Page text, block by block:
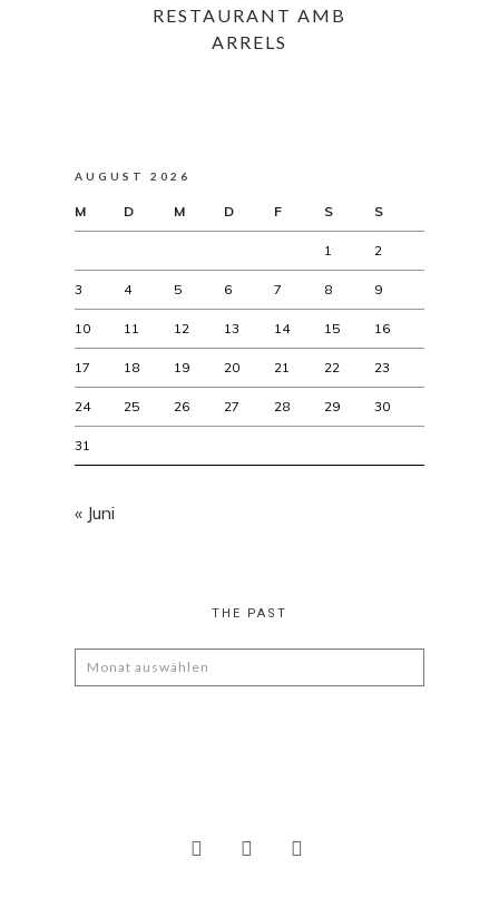
RESTAURANT AMB
ARRELS
AUGUST 2026
M D M D F S S
1 2
3 4 5 6 7 8 9
10 11 12 13 14 15 16
17 18 19 20 21 22 23
24 25 26 27 28 29 30
31
« Juni
THE PAST
The
Past